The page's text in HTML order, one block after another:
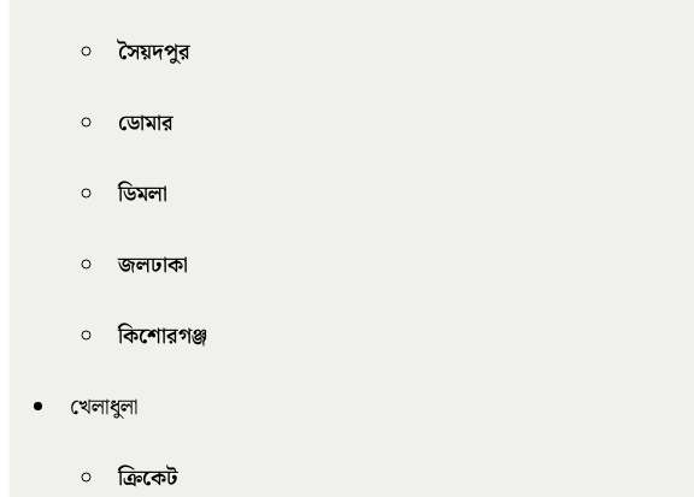
সৈয়দপুর
ডোমার
ডিমলা
জলঢাকা
কিশোরগঞ্জ
খেলাধুলা
ক্রিকেট